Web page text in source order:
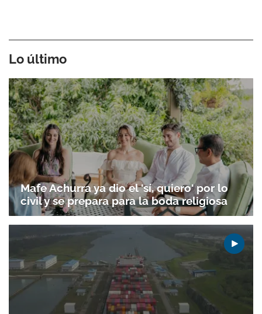
Lo último
Mafe Achurra ya dio el 'sí, quiero' por lo
civil y se prepara para la boda religiosa